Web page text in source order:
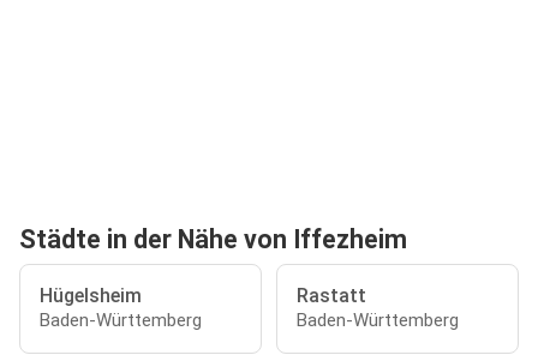
Städte in der Nähe von Iffezheim
Hügelsheim
Baden-Württemberg
Rastatt
Baden-Württemberg